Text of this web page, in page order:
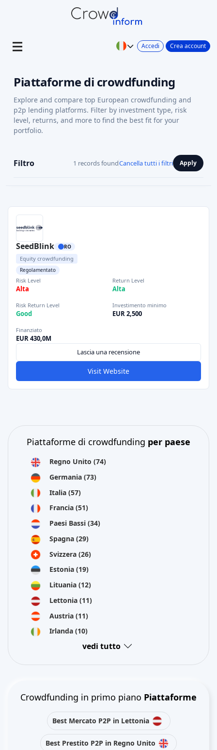
Accedi Crea account
Piattaforme di crowdfunding
Explore and compare top European crowdfunding and
p2p lending platforms. Filter by investment type, risk
level, returns, and more to find the best fit for your
portfolio.
Filtro 1 records foundCancella tutti i filtri Apply
SeedBlink RO
Equity crowdfunding
Regolamentato
Risk Level
Alta
Return Level
Alta
Risk Return Level
Good
Investimento minimo
EUR 2,500
Finanziato
EUR 430,0M
Lascia una recensione
Visit Website
Piattaforme di crowdfunding per paese
Regno Unito (74)
Germania (73)
Italia (57)
Francia (51)
Paesi Bassi (34)
Spagna (29)
Svizzera (26)
Estonia (19)
Lituania (12)
Lettonia (11)
Austria (11)
Irlanda (10)
vedi tutto
Crowdfunding in primo piano Piattaforme
Best Mercato P2P in Lettonia
Best Prestito P2P in Regno Unito